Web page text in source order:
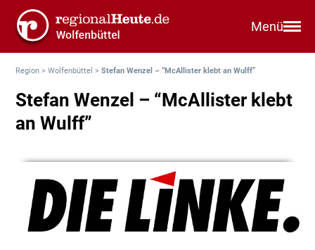
Menü
Region >Wolfenbüttel >Stefan Wenzel – “McAllister klebt an Wulff”
Stefan Wenzel – “McAllister klebt
an Wulff”